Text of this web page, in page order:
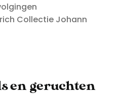
Collectie Johann
en geruchten